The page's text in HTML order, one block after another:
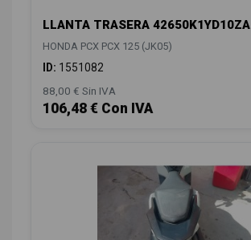
LLANTA TRASERA 42650K1YD10ZA
HONDA PCX PCX 125 (JK05)
ID: 1551082
88,00 € Sin IVA
106,48 € Con IVA